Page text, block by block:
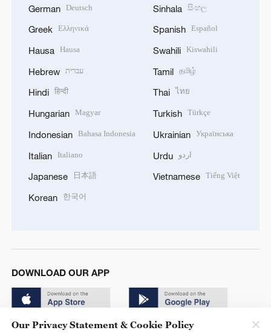
German Deutsch
Greek Ελληνικά
Hausa Hausa
Hebrew עברית
Hindi हिन्दी
Hungarian Magyar
Indonesian Bahasa Indonesia
Italian Italiano
Japanese 日本語
Korean 한국어
Sinhala සිංහල
Spanish Español
Swahili Kiswahili
Tamil தமிழ்
Thai ไทย
Turkish Türkçe
Ukrainian Українська
Urdu اردو
Vietnamese Tiếng Việt
DOWNLOAD OUR APP
Our Privacy Statement & Cookie Policy